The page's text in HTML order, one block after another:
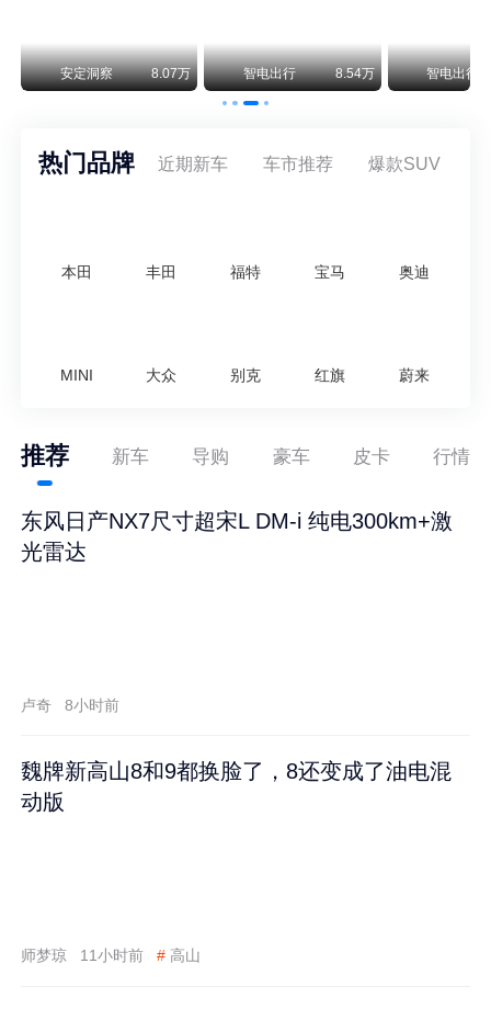
安定洞察 8.07万 智电出行 8.54万 智电出行
热门品牌 近期新车 车市推荐 爆款SUV
本田 丰田 福特 宝马 奥迪
MINI 大众 别克 红旗 蔚来
推荐 新车 导购 豪车 皮卡 行情
东风日产NX7尺寸超宋L DM-i 纯电300km+激
光雷达
卢奇 8小时前
魏牌新高山8和9都换脸了，8还变成了油电混
动版
师梦琼 11小时前 # 高山